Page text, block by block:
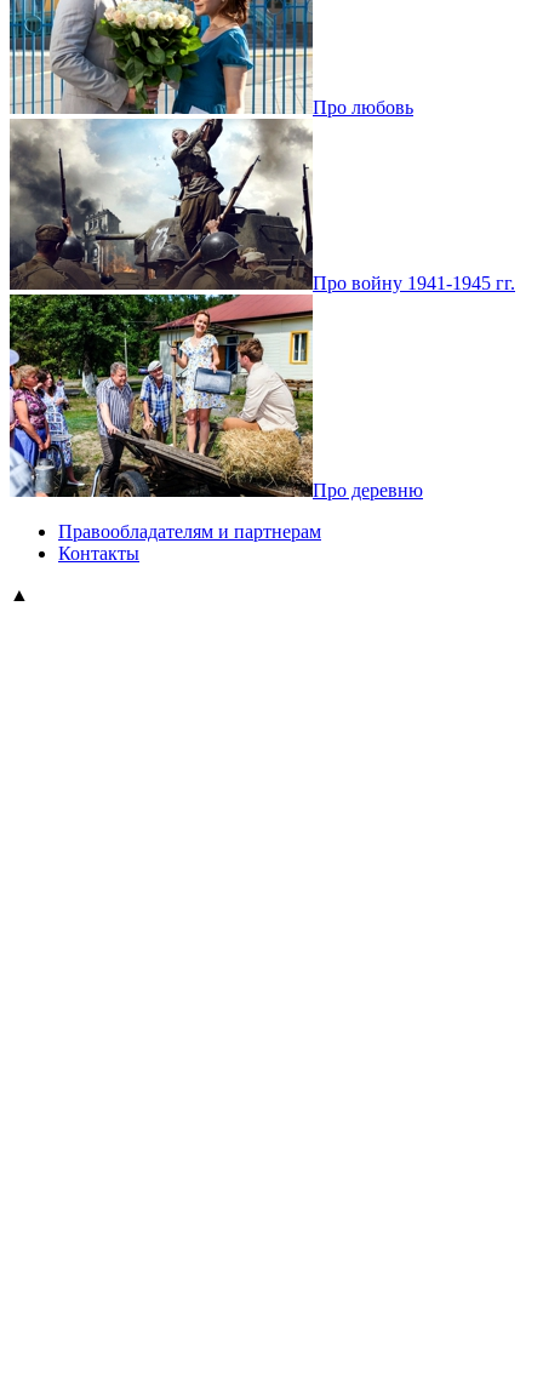
Про любовь
Про войну 1941-1945 гг.
Про деревню
Правообладателям и партнерам
Контакты
▲